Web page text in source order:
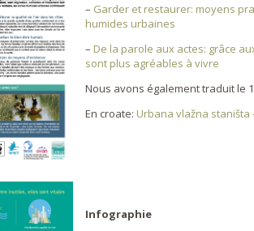
– Garder et restaurer: moyens
humides urbaines
– De la parole aux actes: grâce
sont plus agréables à vivre
Nous avons également traduit le
En croate: Urbana vlažna staništa
Infographie